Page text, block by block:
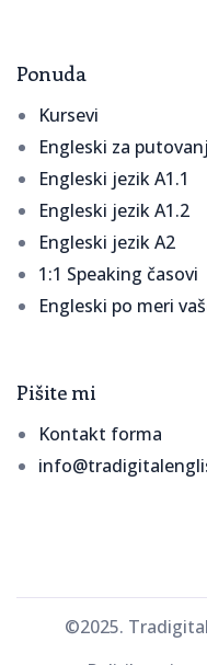
Ponuda
Kursevi
Engleski za
Engleski jezik A1.1
Engleski jezik A1.2
Engleski jezik A2
1:1 Speaking časovi
Engleski po meri
Pišite mi
Kontakt forma
©2025.